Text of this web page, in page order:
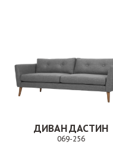
ДИВАН ДАСТИН
069-256